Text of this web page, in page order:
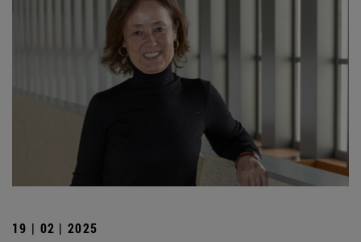
19 | 02 | 2025